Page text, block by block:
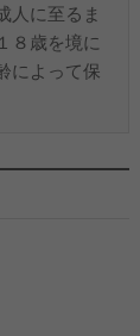
人に至るま
８歳を境に
によって保